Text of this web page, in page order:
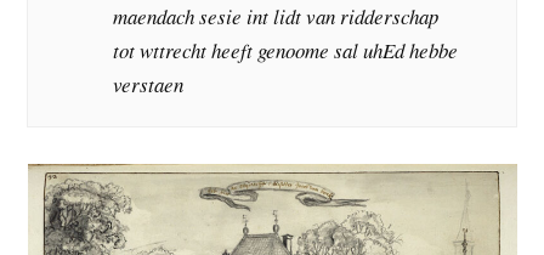
maendach sesie int lidt van ridderschap
tot wttrecht heeft genoome sal uhEd hebbe
verstaen